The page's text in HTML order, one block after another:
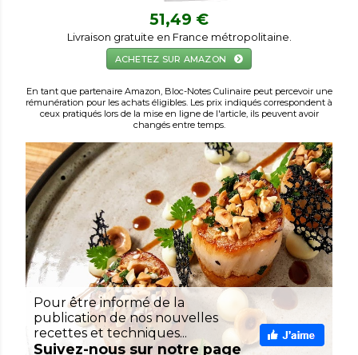
51,49 €
Livraison gratuite en France métropolitaine.
ACHETEZ SUR AMAZON
En tant que partenaire Amazon, Bloc-Notes Culinaire peut percevoir une
rémunération pour les achats éligibles. Les prix indiqués correspondent à
ceux pratiqués lors de la mise en ligne de l'article, ils peuvent avoir
changés entre temps.
Pour être informé de la
publication de nos nouvelles
recettes et techniques...
Suivez-nous sur notre page